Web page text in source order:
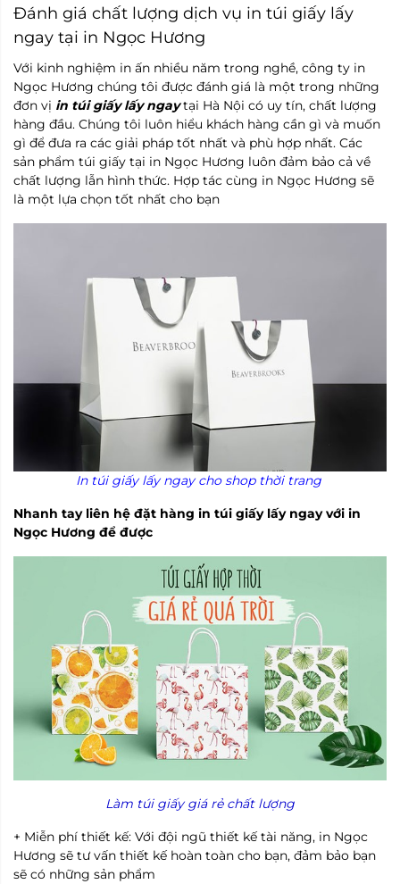
Đánh giá chất lượng dịch vụ in túi giấy lấy
ngay tại in Ngọc Hương
Với kinh nghiệm in ấn nhiều năm trong nghề, công ty in
Ngọc Hương chúng tôi được đánh giá là một trong những
đơn vị in túi giấy lấy ngaytại Hà Nội có uy tín, chất lượng
hàng đầu. Chúng tôi luôn hiểu khách hàng cần gì và muốn
gì để đưa ra các giải pháp tốt nhất và phù hợp nhất. Các
sản phẩm túi giấy tại in Ngọc Hương luôn đảm bảo cả về
chất lượng lẫn hình thức. Hợp tác cùng in Ngọc Hương sẽ
là một lựa chọn tốt nhất cho bạn
In túi giấy lấy ngay cho shop thời trang
Nhanh tay liên hệ đặt hàng in túi giấy lấy ngay với in
Ngọc Hương để được
Làm túi giấy giá rẻ chất lượng
+ Miễn phí thiết kế: Với đội ngũ thiết kế tài năng, in Ngọc
Hương sẽ tư vấn thiết kế hoàn toàn cho bạn, đảm bảo bạn
sẽ có những sản phẩm